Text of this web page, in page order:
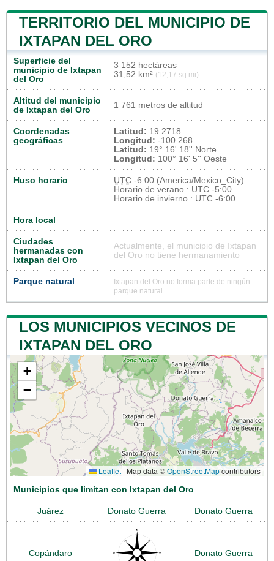
TERRITORIO DEL MUNICIPIO DE
IXTAPAN DEL ORO
Superficie del
municipio de Ixtapan
del Oro
3 152 hectáreas
31,52 km² (12,17 sq mi)
Altitud del municipio
de Ixtapan del Oro
1 761 metros de altitud
Coordenadas
geográficas
Latitud: 19.2718
Longitud: -100.268
Latitud: 19° 16' 18'' Norte
Longitud: 100° 16' 5'' Oeste
Huso horario UTC -6:00 (America/Mexico_City)
Horario de verano : UTC -5:00
Horario de invierno : UTC -6:00
Hora local
Ciudades
hermanadas con
Ixtapan del Oro
Actualmente, el municipio de Ixtapan
del Oro no tiene hermanamiento
Parque natural
Ixtapan del Oro no forma parte de ningún
parque natural
LOS MUNICIPIOS VECINOS DE
IXTAPAN DEL ORO
+
−
Leaflet | Map data ©OpenStreetMapcontributors
Municipios que limitan con Ixtapan del Oro
Juárez Donato Guerra Donato Guerra
Copándaro Donato Guerra